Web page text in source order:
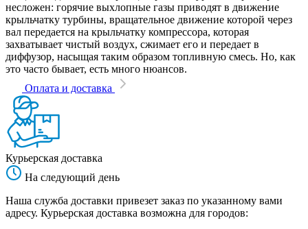
несложен: горячие выхлопные газы приводят в движение
крыльчатку турбины, вращательное движение которой через
вал передается на крыльчатку компрессора, которая
захватывает чистый воздух, сжимает его и передает в
диффузор, насыщая таким образом топливную смесь. Но, как
это часто бывает, есть много нюансов.
Оплата и доставка
Курьерская доставка
На следующий день
Наша служба доставки привезет заказ по указанному вами
адресу. Курьерская доставка возможна для городов: